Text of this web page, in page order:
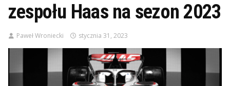
zespołu Haas na sezon 2023
Paweł Wroniecki stycznia 31, 2023